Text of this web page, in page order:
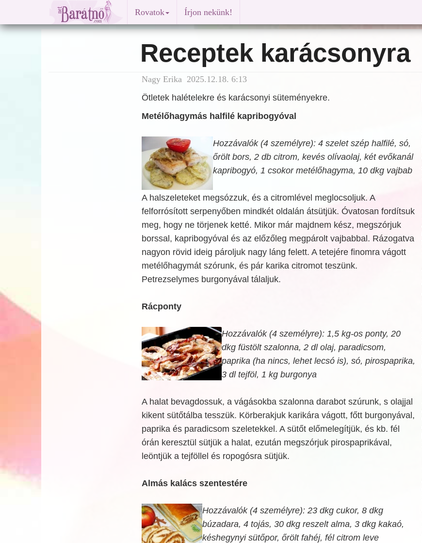
Rovatok Írjon nekünk!
Receptek karácsonyra
Nagy Erika 2025.12.18. 6:13
Ötletek halételekre és karácsonyi süteményekre.
Metélőhagymás halfilé kapribogyóval
Hozzávalók (4 személyre): 4 szelet szép halfilé, só,
őrölt bors, 2 db citrom, kevés olívaolaj, két evőkanál
kapribogyó, 1 csokor metélőhagyma, 10 dkg vajbab
A halszeleteket megsózzuk, és a citromlével meglocsoljuk. A
felforrósított serpenyőben mindkét oldalán átsütjük. Óvatosan fordítsuk
meg, hogy ne törjenek ketté. Mikor már majdnem kész, megszórjuk
borssal, kapribogyóval és az előzőleg megpárolt vajbabbal. Rázogatva
nagyon rövid ideig pároljuk nagy láng felett. A tetejére finomra vágott
metélőhagymát szórunk, és pár karika citromot teszünk.
Petrezselymes burgonyával tálaljuk.
Rácponty
Hozzávalók (4 személyre): 1,5 kg-os ponty, 20
dkg füstölt szalonna, 2 dl olaj, paradicsom,
paprika (ha nincs, lehet lecsó is), só, pirospaprika,
3 dl tejföl, 1 kg burgonya
A halat bevagdossuk, a vágásokba szalonna darabot szúrunk, s olajjal
kikent sütőtálba tesszük. Körberakjuk karikára vágott, főtt burgonyával,
paprika és paradicsom szeletekkel. A sütőt előmelegítjük, és kb. fél
órán keresztül sütjük a halat, ezután megszórjuk pirospaprikával,
leöntjük a tejföllel és ropogósra sütjük.
Almás kalács szentestére
Hozzávalók (4 személyre): 23 dkg cukor, 8 dkg
búzadara, 4 tojás, 30 dkg reszelt alma, 3 dkg kakaó,
késhegynyi sütőpor, őrölt fahéj, fél citrom leve